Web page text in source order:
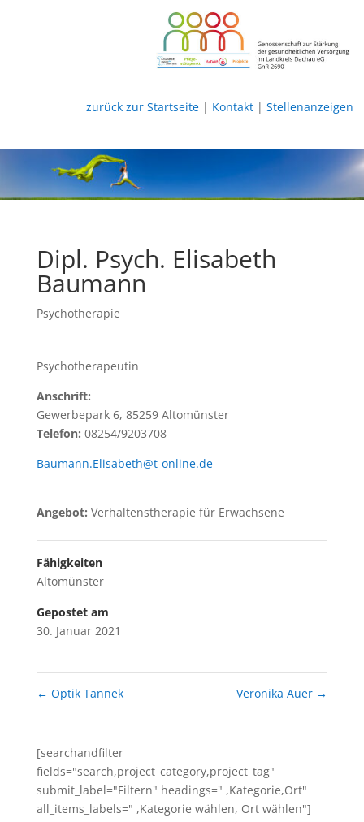
zurück zur Startseite| Kontakt| Stellenanzeigen
Dipl. Psych. Elisabeth
Baumann
Psychotherapie
Psychotherapeutin
Anschrift:
Gewerbepark 6, 85259 Altomünster
Telefon: 08254/9203708
Baumann.Elisabeth@t-online.de
Angebot: Verhaltenstherapie für Erwachsene
Fähigkeiten
Altomünster
Gepostet am
30. Januar 2021
← Optik Tannek Veronika Auer →
[searchandfilter
fields="search,project_category,project_tag"
submit_label="Filtern" headings=" ,Kategorie,Ort"
all_items_labels=" ,Kategorie wählen, Ort wählen"]